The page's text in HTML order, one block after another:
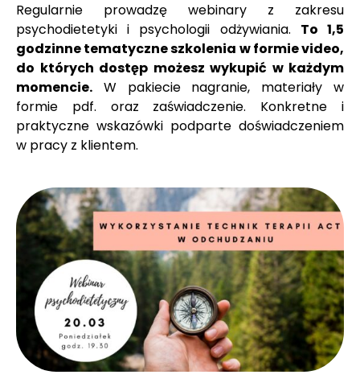
Regularnie prowadzę webinary z zakresu
psychodietetyki i psychologii odżywiania. To 1,5
godzinne tematyczne szkolenia w formie video,
do których dostęp możesz wykupić w każdym
momencie. W pakiecie nagranie, materiały w
formie pdf. oraz zaświadczenie. Konkretne i
praktyczne wskazówki podparte doświadczeniem
w pracy z klientem.